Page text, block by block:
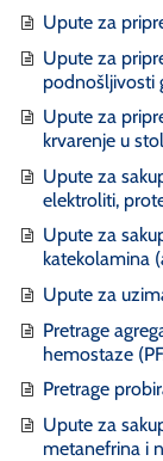
Upute za
Upute za
podnošljivosti
Upute za
krvarenje u
Upute za
elektroliti,
Upute za
katekolamina
Upute za
Pretrage
hemostaze
Pretrage
Upute za
metanefrina i